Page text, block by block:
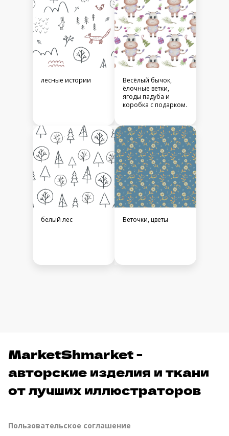
лесные истории
Весёлый бычок,
ёлочные ветки,
ягоды падуба и
коробка с подарком.
белый лес Веточки, цветы
MarketShmarket -
авторские изделия и ткани
от лучших иллюстраторов
Пользовательское соглашение